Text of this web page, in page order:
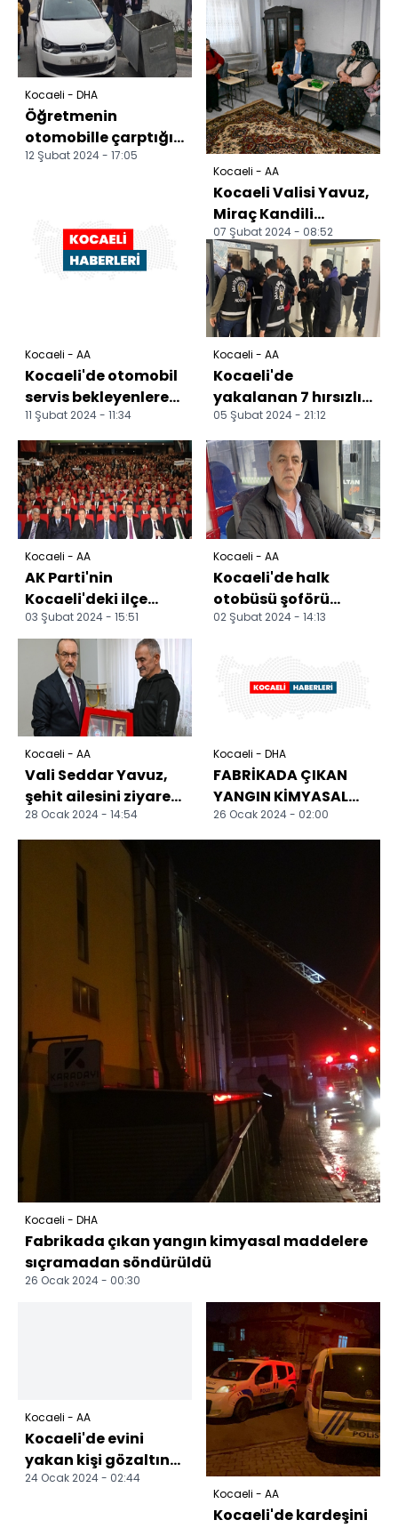
Kocaeli - DHA
Öğretmenin
otomobille çarptığı
çöp konteyneri, 4
12 Şubat 2024 - 17:05
Kocaeli - AA
Kocaeli'de otomobil
servis bekleyenlere
çarptı, 1 kişi öldü, 1
kişi yaralan...
11 Şubat 2024 - 11:34
Kocaeli - AA
Kocaeli Valisi Yavuz,
Miraç Kandili
dolayısıyla
vatandaşlarla bir
araya gel...
07 Şubat 2024 - 08:52
Kocaeli - AA
Kocaeli'de
yakalanan 7 hırsızlık
şüphelisi tutuklandı
05 Şubat 2024 - 21:12
Kocaeli - AA
AK Parti'nin
Kocaeli'deki ilçe
belediye başkan
adayları açıklandı
03 Şubat 2024 - 15:51
Kocaeli - AA
Kocaeli'de halk
otobüsü şoförü
fenalaşan yolcuyu
02 Şubat 2024 - 14:13
Kocaeli - AA
Vali Seddar Yavuz,
şehit ailesini ziyaret
etti
28 Ocak 2024 - 14:54
Kocaeli - DHA
FABRİKADA ÇIKAN
YANGIN KİMYASAL
MADDELERE
SIÇRAMADAN
26 Ocak 2024 - 02:00
Kocaeli - DHA
Fabrikada çıkan yangın kimyasal maddelere
sıçramadan söndürüldü
26 Ocak 2024 - 00:30
Kocaeli - AA
Kocaeli'de evini
yakan kişi gözaltına
alındı
24 Ocak 2024 - 02:44
Kocaeli - AA
Kocaeli'de kardeşini